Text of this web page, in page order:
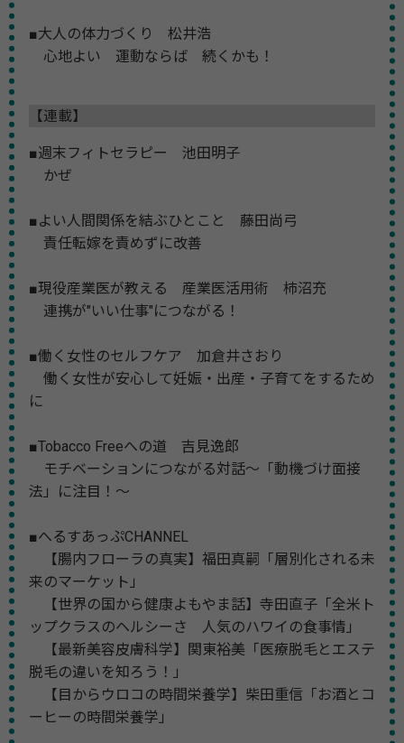
■大人の体力づくり 松井浩
心地よい 運動ならば 続くかも！
【連載】
■週末フィトセラピー 池田明子
かぜ
■よい人間関係を結ぶひとこと 藤田尚弓
責任転嫁を責めずに改善
■現役産業医が教える 産業医活用術 柿沼充
連携が"いい仕事"につながる！
■働く女性のセルフケア 加倉井さおり
働く女性が安心して妊娠・出産・子育てをするため
に
■Tobacco Freeへの道 吉見逸郎
モチベーションにつながる対話～「動機づけ面接
法」に注目！～
■へるすあっぷCHANNEL
【腸内フローラの真実】福田真嗣「層別化される未
来のマーケット」
【世界の国から健康よもやま話】寺田直子「全米ト
ップクラスのヘルシーさ 人気のハワイの食事情」
【最新美容皮膚科学】関東裕美「医療脱毛とエステ
脱毛の違いを知ろう！」
【目からウロコの時間栄養学】柴田重信「お酒とコ
ーヒーの時間栄養学」